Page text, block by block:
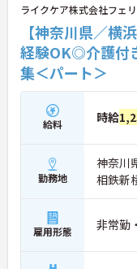
ライクケア株式会社フェ
【神奈川県／
経験OK◎介護付
集＜パート＞
給料 時給
勤務地
神奈川
相鉄新
雇用形態 非常勤